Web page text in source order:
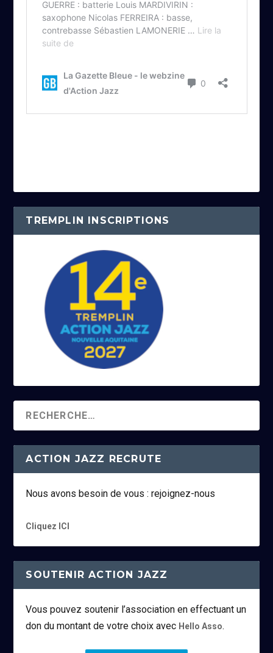
TREMPLIN INSCRIPTIONS
ACTION JAZZ RECRUTE
Nous avons besoin de vous : rejoignez-nous
Cliquez ICI
SOUTENIR ACTION JAZZ
Vous pouvez soutenir l’association en effectuant un
don du montant de votre choix avec Hello Asso.